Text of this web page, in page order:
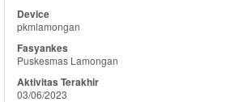
pkmlamongan
Puskesmas Lamongan
03/06/2023